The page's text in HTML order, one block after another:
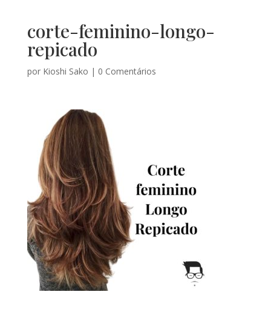
corte-feminino-longo-
repicado
por Kioshi Sako | 0 Comentários